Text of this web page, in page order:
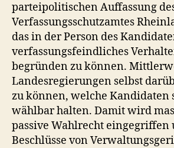
parteipolitischen Auffassung
Verfassungsschutzamtes
das in der Person des
verfassungsfeindliches
begründen zu können.
Landesregierungen selbst
zu können, welche Kandidaten
wählbar halten. Damit wird
passive Wahlrecht eingegriffen
Beschlüsse von